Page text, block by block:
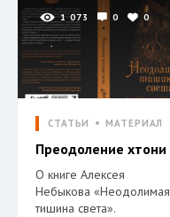
1 073 0 0
СТАТЬИ МАТЕРИАЛ
Преодоление хтони
О книге Алексея
Небыкова «Неодолимая
тишина света».